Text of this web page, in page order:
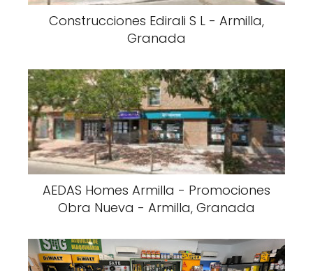
Construcciones Edirali S L - Armilla,
Granada
AEDAS Homes Armilla - Promociones
Obra Nueva - Armilla, Granada